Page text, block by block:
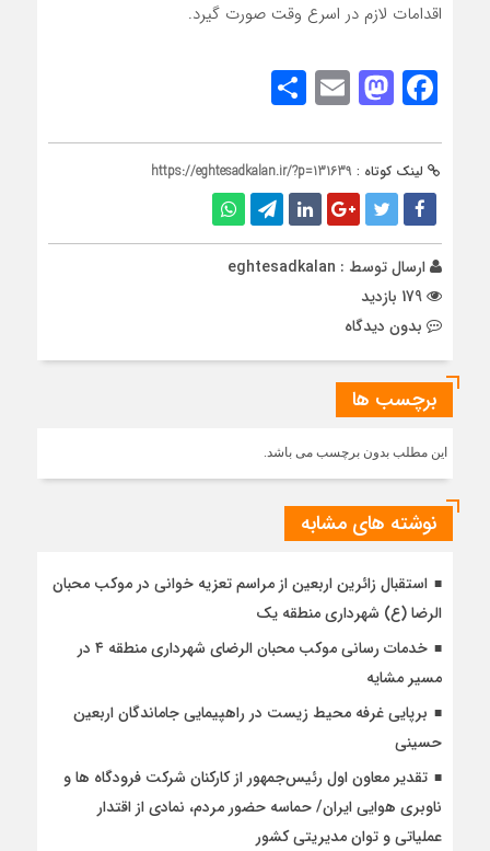
اقدامات لازم در اسرع وقت صورت گیرد.
Facebook
Mastodon
Email
لینک کوتاه : https://eghtesadkalan.ir/?p=131639
ارسال توسط : eghtesadkalan
بدون دیدگاه
برچسب ها
این مطلب بدون برچسب می باشد.
نوشته های مشابه
استقبال زائرین اربعین از مراسم تعزیه خوانی در موکب محبان
الرضا (ع) شهرداری منطقه یک
خدمات رسانی موکب محبان الرضای شهرداری منطقه ۴ در
مسیر مشایه
برپایی غرفه محیط زیست در راهپیمایی جاماندگان اربعین
حسینی
تقدیر معاون اول رئیس‌جمهور از کارکنان شرکت فرودگاه ها و
ناوبری هوایی ایران/ حماسه حضور مردم، نمادی از اقتدار
عملیاتی و توان مدیریتی کشور